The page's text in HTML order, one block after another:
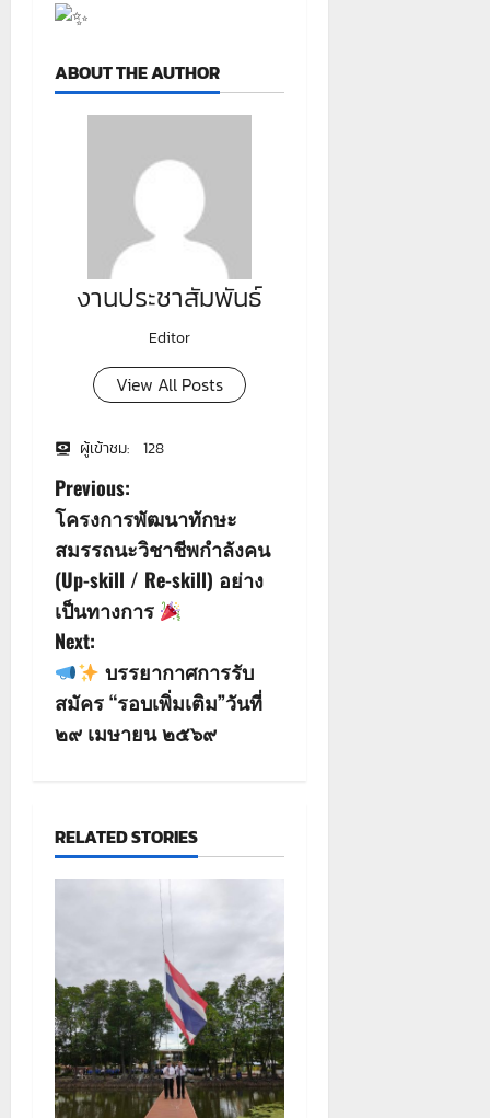
ABOUT THE AUTHOR
งานประชาสัมพันธ์
Editor
View All Posts
ผู้เข้าชม: 128
P
o
s
t
n
a
g
i
o
n
Previous:
โครงการพัฒนาทักษะ
สมรรถนะวิชาชีพกำลังคน
(Up-skill / Re-skill) อย่าง
เป็นทางการ
Next:
บรรยากาศการรับ
สมัคร “รอบเพิ่มเติม”วันที่
๒๙ เมษายน ๒๕๖๙
RELATED STORIES